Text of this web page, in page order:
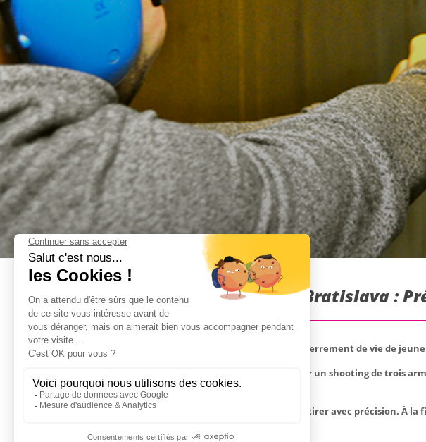
Shooting 3 armes (AK47) à Bratislava :
C'est grâce à ce genre d'activités qu'un simple enterrement de vie de
Certains font de l'accrobranche, optez plutôt pour un shooting de trois
mitrailleur Stribog.
Un instructeur qualifié vous apprendra à viser et tirer avec précision. À la